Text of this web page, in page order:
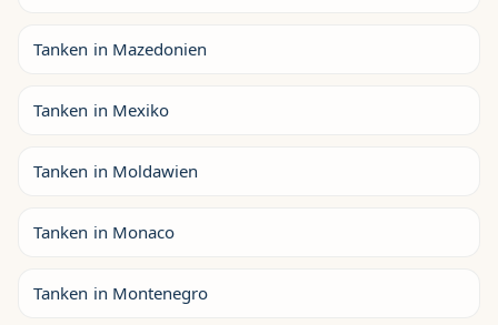
Tanken in Mazedonien
Tanken in Mexiko
Tanken in Moldawien
Tanken in Monaco
Tanken in Montenegro